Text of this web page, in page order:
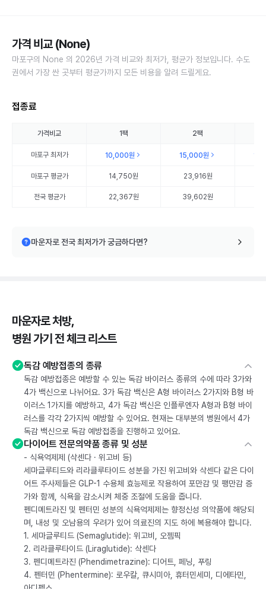
가격 비교 (None)
마포구의 None 의 2026년 가격 비교와 최저가, 평균가 정보입니다. 수도
권에서 가장 싼 곳부터 평균가까지 모든 비용을 알려 드릴게요.
접종료
가격비교 1팩 2팩
마포구최저가 10,000원 15,000원
마포구평균가 14,750원 23,916원
전국 평균가 22,367원 39,602원
마운자로 전국 최저가가 궁금하다면?
마운자로 처방,
병원 가기 전 체크 리스트
독감 예방접종의 종류
독감 예방접종은 예방할 수 있는 독감 바이러스 종류의 수에 따라 3가와
4가 백신으로 나뉘어요. 3가 독감 백신은 A형 바이러스 2가지와 B형 바
이러스 1가지를 예방하고, 4가 독감 백신은 인플루엔자 A형과 B형 바이
러스를 각각 2가지씩 예방할 수 있어요. 현재는 대부분의 병원에서 4가
독감 백신으로 독감 예방접종을 진행하고 있어요.
다이어트 전문의약품 종류 및 성분
- 식욕억제제 (삭센다 · 위고비 등)
세마글루티드와 리라클루타이드 성분을 가진 위고비와 삭센다 같은 다이
어트 주사제들은 GLP-1 수용체 효능제로 작용하여 포만감 및 팽만감 증
가와 함께, 식욕을 감소시켜 체중 조절에 도움을 줍니다.
펜디메트라진 및 펜터민 성분의 식욕억제제는 향정신성 의약품에 해당되
며, 내성 및 오남용의 우려가 있어 의료진의 지도 하에 복용해야 합니다.
1. 세마글루티드 (Semaglutide): 위고비, 오젬픽
2. 리라클루타이드 (Liraglutide): 삭센다
3. 펜디메트라진 (Phendimetrazine): 디어트, 페닝, 푸링
4. 펜터민 (Phentermine): 로우칼, 큐시미아, 휴터민세미, 디에타민,